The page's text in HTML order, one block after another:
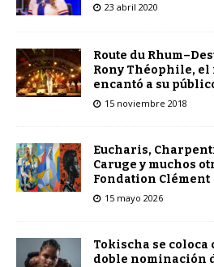
23 abril 2020
Route du
Rony Théophile,
encantó a su
15 noviembre 2018
Eucharis,
Caruge y muchos
Fondation Clément
15 mayo 2026
Tokischa se coloca
doble nominación